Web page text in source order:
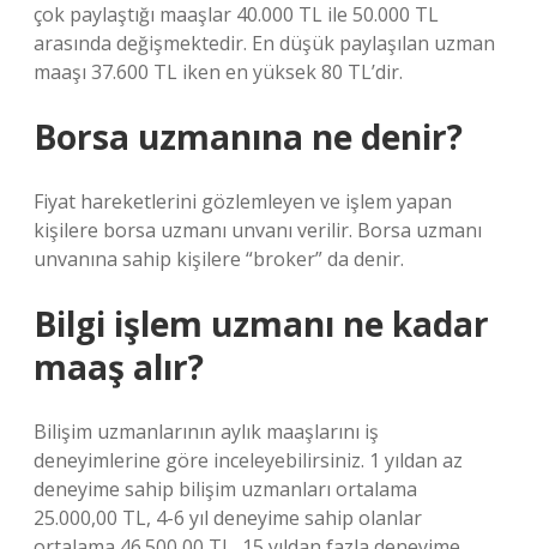
çok paylaştığı maaşlar 40.000 TL ile 50.000 TL
arasında değişmektedir. En düşük paylaşılan uzman
maaşı 37.600 TL iken en yüksek 80 TL’dir.
Borsa uzmanına ne denir?
Fiyat hareketlerini gözlemleyen ve işlem yapan
kişilere borsa uzmanı unvanı verilir. Borsa uzmanı
unvanına sahip kişilere “broker” da denir.
Bilgi işlem uzmanı ne kadar
maaş alır?
Bilişim uzmanlarının aylık maaşlarını iş
deneyimlerine göre inceleyebilirsiniz. 1 yıldan az
deneyime sahip bilişim uzmanları ortalama
25.000,00 TL, 4-6 yıl deneyime sahip olanlar